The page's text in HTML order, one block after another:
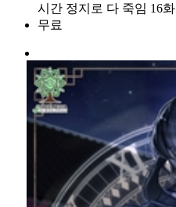
시간 정지로 다 죽임 16화
무료